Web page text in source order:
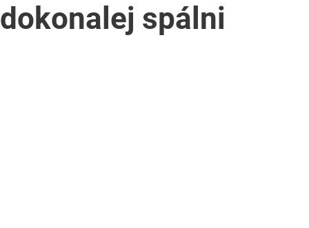
dokonalej spálni